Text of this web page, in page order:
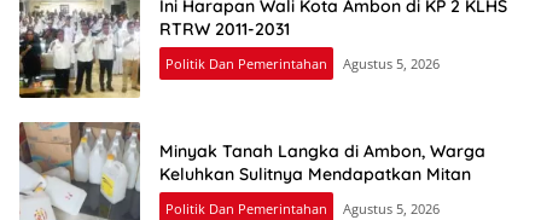
Ini Harapan Wali Kota Ambon di KP 2 KLHS
RTRW 2011-2031
Politik Dan Pemerintahan Agustus 5, 2026
Minyak Tanah Langka di Ambon, Warga
Keluhkan Sulitnya Mendapatkan Mitan
Politik Dan Pemerintahan Agustus 5, 2026